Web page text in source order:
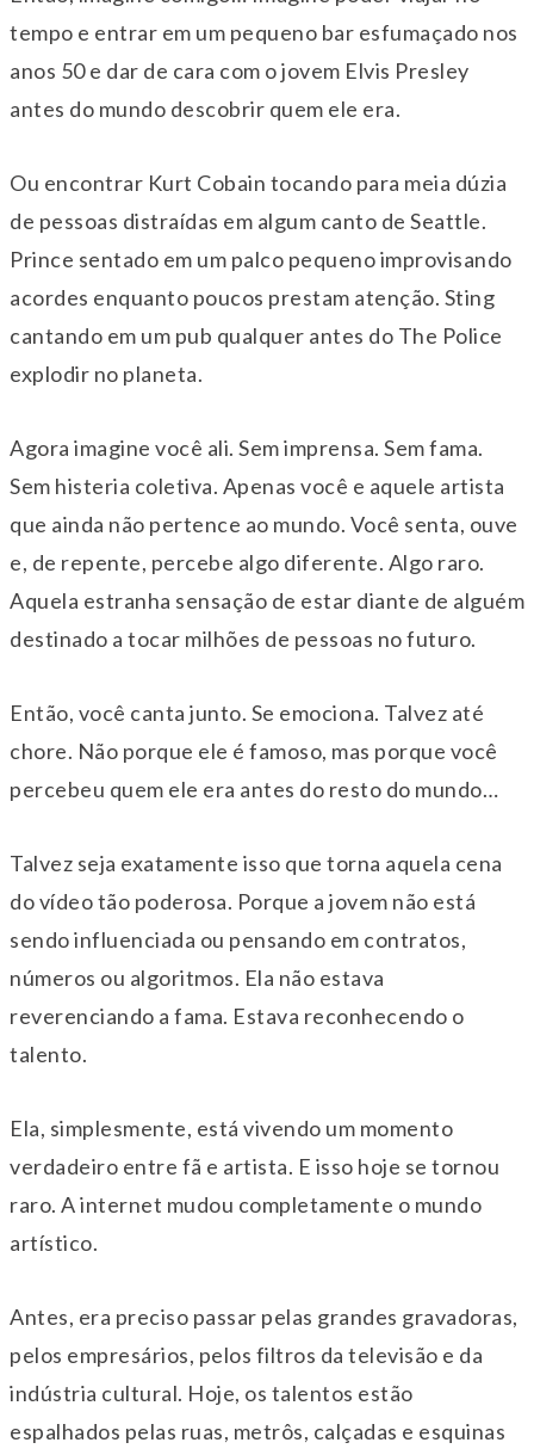
tempo e entrar em um pequeno bar esfumaçado nos
anos 50 e dar de cara com o jovem Elvis Presley
antes do mundo descobrir quem ele era.
Ou encontrar Kurt Cobain tocando para meia dúzia
de pessoas distraídas em algum canto de Seattle.
Prince sentado em um palco pequeno improvisando
acordes enquanto poucos prestam atenção. Sting
cantando em um pub qualquer antes do The Police
explodir no planeta.
Agora imagine você ali. Sem imprensa. Sem fama.
Sem histeria coletiva. Apenas você e aquele artista
que ainda não pertence ao mundo. Você senta, ouve
e, de repente, percebe algo diferente. Algo raro.
Aquela estranha sensação de estar diante de alguém
destinado a tocar milhões de pessoas no futuro.
Então, você canta junto. Se emociona. Talvez até
chore. Não porque ele é famoso, mas porque você
percebeu quem ele era antes do resto do mundo…
Talvez seja exatamente isso que torna aquela cena
do vídeo tão poderosa. Porque a jovem não está
sendo influenciada ou pensando em contratos,
números ou algoritmos. Ela não estava
reverenciando a fama. Estava reconhecendo o
talento.
Ela, simplesmente, está vivendo um momento
verdadeiro entre fã e artista. E isso hoje se tornou
raro. A internet mudou completamente o mundo
artístico.
Antes, era preciso passar pelas grandes gravadoras,
pelos empresários, pelos filtros da televisão e da
indústria cultural. Hoje, os talentos estão
espalhados pelas ruas, metrôs, calçadas e esquinas